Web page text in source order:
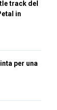
track del
in
per una